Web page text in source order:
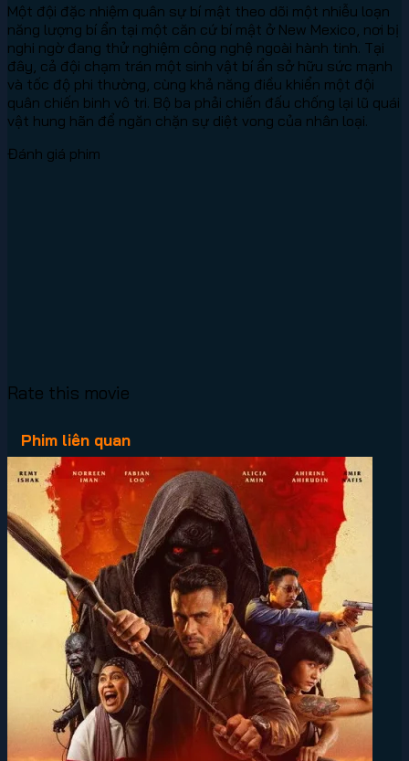
Một đội đặc nhiệm quân sự bí mật theo dõi một nhiễu loạn
năng lượng bí ẩn tại một căn cứ bí mật ở New Mexico, nơi bị
nghi ngờ đang thử nghiệm công nghệ ngoài hành tinh. Tại
đây, cả đội chạm trán một sinh vật bí ẩn sở hữu sức mạnh
và tốc độ phi thường, cùng khả năng điều khiển một đội
quân chiến binh vô tri. Bộ ba phải chiến đấu chống lại lũ quái
vật hung hãn để ngăn chặn sự diệt vong của nhân loại.
Đánh giá phim
Rate this movie
Phim liên quan